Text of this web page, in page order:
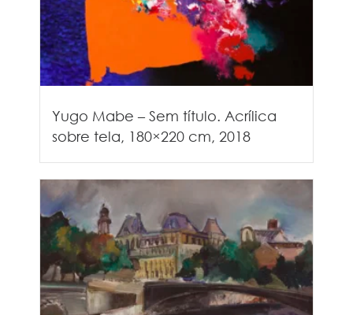
Yugo Mabe – Sem título. Acrílica
sobre tela, 180×220 cm, 2018